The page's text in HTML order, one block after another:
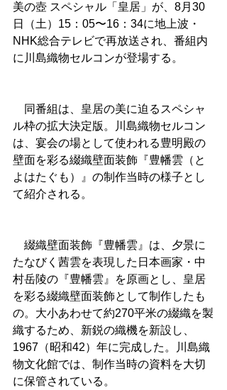
美の壺 スペシャル「皇居」が、8月30
日（土）15：05〜16：34に地上波・
NHK総合テレビで再放送され、番組内
に川島織物セルコンが登場する。
同番組は、皇居の美に迫るスペシャ
ル枠の拡大決定版。川島織物セルコン
は、宴会の場として使われる豊明殿の
壁面を彩る綴織壁面装飾『豊幡雲（と
よはたぐも）』の制作当時の様子とし
て紹介される。
綴織壁面装飾『豊幡雲』は、夕景に
たなびく茜雲を表現した日本画家・中
村岳陵の『豊幡雲』を原画とし、皇居
を彩る綴織壁面装飾として制作したも
の。大小あわせて約270平米の綴織を製
織するため、新鋭の織機を新設し、
1967（昭和42）年に完成した。川島織
物文化館では、制作当時の資料を大切
に保管されている。